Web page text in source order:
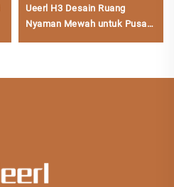
Ueerl H3 Desain Ruang
Nyaman Mewah untuk Pusat